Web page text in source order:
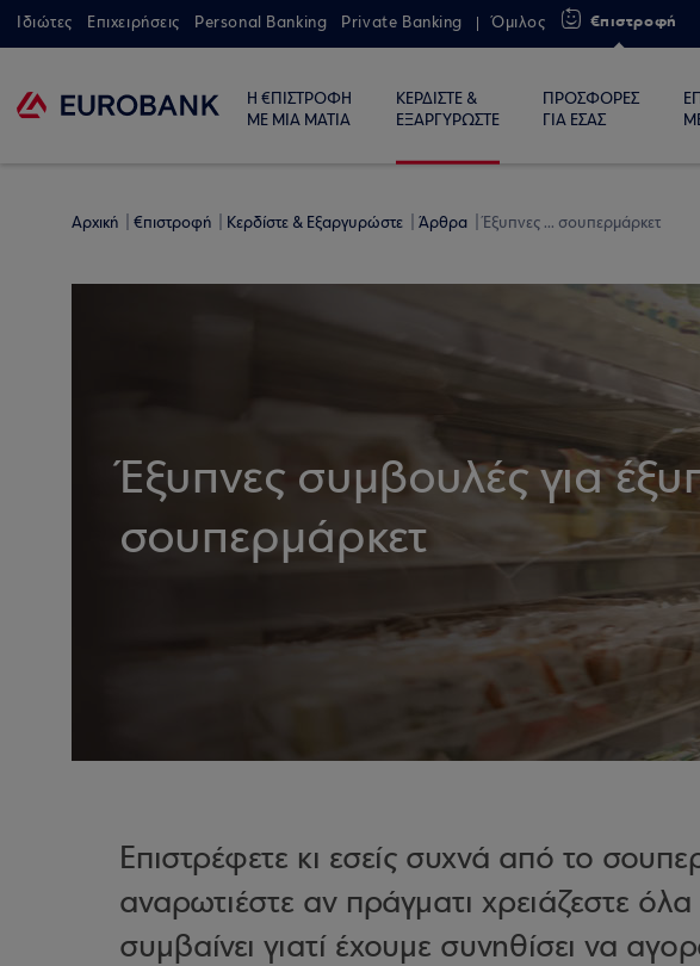
Ιδιώτες Επιχειρήσεις Personal Banking Private Banking Όμιλος €πιστροφή
Η €ΠΙΣΤΡΟΦΗ
ΜΕ ΜΙΑ ΜΑΤΙΑ
ΚΕΡΔΙΣΤΕ &
ΕΞΑΡΓΥΡΩΣΤΕ
ΠΡΟΣΦΟΡΕΣ
ΓΙΑ ΕΣΑΣ
Αρχική €πιστροφή Κερδίστε & Εξαργυρώστε Άρθρα Έξυπνες ... σουπερμάρκετ
Έξυπνες συμβουλές για
σουπερμάρκετ
Επιστρέφετε κι εσείς συχνά από το
αναρωτιέστε αν πράγματι χρειάζεστε
συμβαίνει γιατί έχουμε συνηθίσει να